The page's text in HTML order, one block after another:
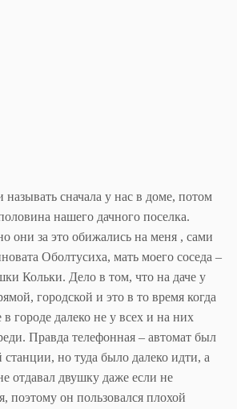
сначала у нас в доме, потом
нашего дачного поселка.
они за это обижались на меня , сами
Оболтусиха, мать моего соседа –
Кольки. Дело в том, что на даче у
городской и это в то время когда
городе далеко не у всех и на них
Правда телефонная – автомат был
но туда было далеко идти, а
отдавал двушку даже если не
поэтому он пользовался плохой